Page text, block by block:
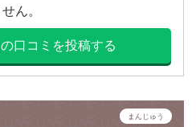
ん。
口コミを投稿する
まんじゅう